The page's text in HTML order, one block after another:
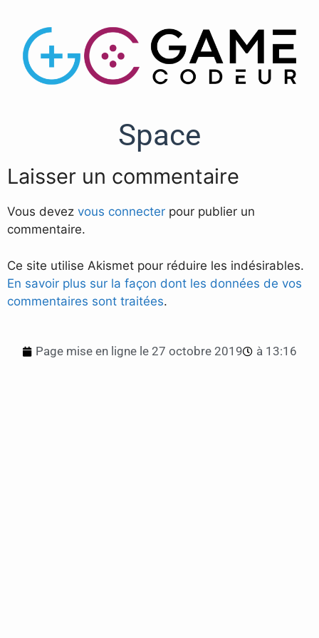
Space
Laisser un commentaire
Vous devez vous connecter pour publier un
commentaire.
Ce site utilise Akismet pour réduire les indésirables.
En savoir plus sur la façon dont les données de vos
commentaires sont traitées.
Page mise en ligne le 27 octobre 2019 à 13:16